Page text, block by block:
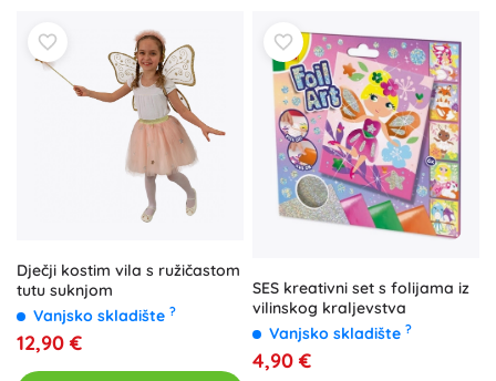
Dječji kostim vila s ružičastom
tutu suknjom
Vanjsko skladište ?
12,90 €
SES kreativni set s folijama iz
vilinskog kraljevstva
Vanjsko skladište ?
4,90 €